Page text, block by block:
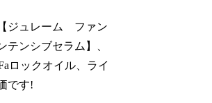
ジュレーム ファン
テンシブセラム】、
ロックオイル、ライ
です!